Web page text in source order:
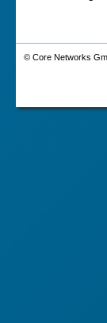
© Core Networks